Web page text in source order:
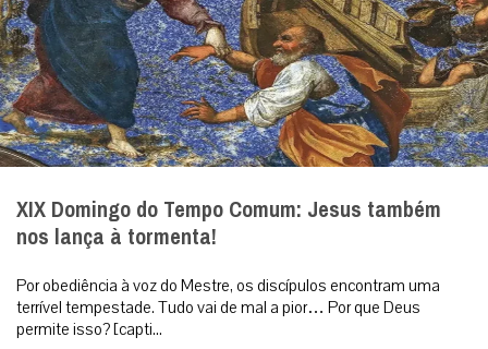
XIX Domingo do Tempo Comum: Jesus também
nos lança à tormenta!
Por obediência à voz do Mestre, os discípulos encontram uma
terrível tempestade. Tudo vai de mal a pior… Por que Deus
permite isso? [capti...